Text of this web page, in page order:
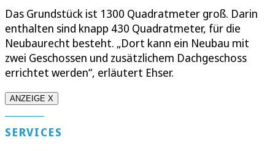
Das Grundstück ist 1300 Quadratmeter groß. Darin
enthalten sind knapp 430 Quadratmeter, für die
Neubaurecht besteht. „Dort kann ein Neubau mit
zwei Geschossen und zusätzlichem Dachgeschoss
errichtet werden“, erläutert Ehser.
ANZEIGE X
SERVICES